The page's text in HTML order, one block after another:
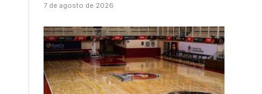
7 de agosto de 2026